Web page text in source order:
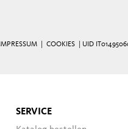
IMPRESSUM COOKIES | UID
SERVICE